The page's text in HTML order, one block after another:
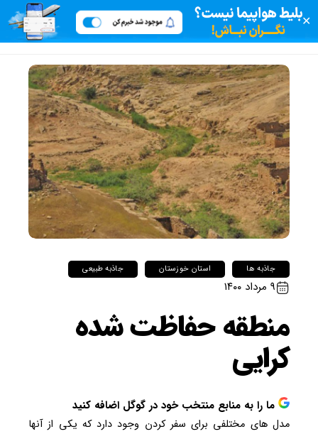
✕
جاذبه ها استان خوزستان جاذبه طبیعی
۹ مرداد ۱۴۰۰
منطقه حفاظت شده
کرایی
ما را به منابع منتخب خود در گوگل اضافه کنید
مدل های مختلفی برای سفر کردن وجود دارد که یکی از آنها